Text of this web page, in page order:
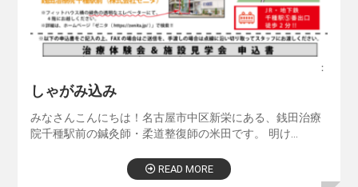
：
しゃがみ込み
みなさんこんにちは！名古屋市中区新栄にある、銭田治療
院千種駅前の鍼灸師・柔道整復師の米田です。 明け…
READ MORE